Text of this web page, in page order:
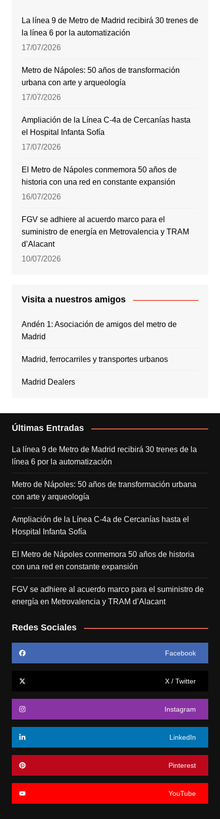
La línea 9 de Metro de Madrid recibirá 30 trenes de
la línea 6 por la automatización
17/07/2026
Metro de Nápoles: 50 años de transformación
urbana con arte y arqueología
17/07/2026
Ampliación de la Línea C-4a de Cercanías hasta
el Hospital Infanta Sofía
17/07/2026
El Metro de Nápoles conmemora 50 años de
historia con una red en constante expansión
16/07/2026
FGV se adhiere al acuerdo marco para el
suministro de energía en Metrovalencia y TRAM
d’Alacant
10/07/2026
Visita a nuestros amigos
Andén 1: Asociación de amigos del metro de
Madrid
Madrid, ferrocarriles y transportes urbanos
Madrid Dealers
Últimas Entradas
La línea 9 de Metro de Madrid recibirá 30 trenes de la
línea 6 por la automatización
Metro de Nápoles: 50 años de transformación urbana
con arte y arqueología
Ampliación de la Línea C-4a de Cercanías hasta el
Hospital Infanta Sofía
El Metro de Nápoles conmemora 50 años de historia
con una red en constante expansión
FGV se adhiere al acuerdo marco para el suministro de
energía en Metrovalencia y TRAM d’Alacant
Redes Sociales
Facebook
X / Twitter
Instagram
LinkedIn
Pinterest
YouTube